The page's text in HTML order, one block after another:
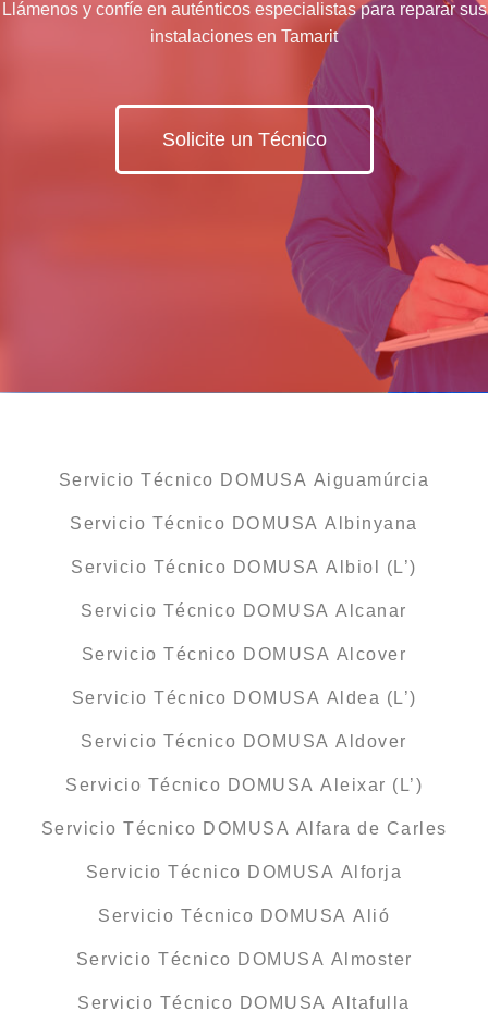
Llámenos y confíe en auténticos especialistas para reparar sus
instalaciones en Tamarit
Solicite un Técnico
Servicio Técnico DOMUSA Aiguamúrcia
Servicio Técnico DOMUSA Albinyana
Servicio Técnico DOMUSA Albiol (L’)
Servicio Técnico DOMUSA Alcanar
Servicio Técnico DOMUSA Alcover
Servicio Técnico DOMUSA Aldea (L’)
Servicio Técnico DOMUSA Aldover
Servicio Técnico DOMUSA Aleixar (L’)
Servicio Técnico DOMUSA Alfara de Carles
Servicio Técnico DOMUSA Alforja
Servicio Técnico DOMUSA Alió
Servicio Técnico DOMUSA Almoster
Servicio Técnico DOMUSA Altafulla